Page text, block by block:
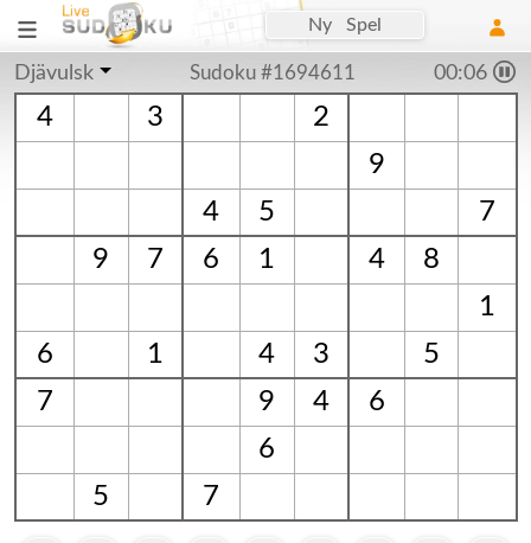
Ny Spel
Djävulsk Sudoku #1694611 00:06
4 3
2
9
4
5
7
9
7 6 1 4
8
1
6
1 4 3
5
7
9 4
6
6
5
7